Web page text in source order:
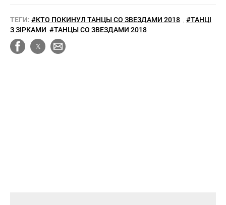
ТЕГИ: #КТО ПОКИНУЛ ТАНЦЫ СО ЗВЕЗДАМИ 2018
#ТАНЦІ
З ЗІРКАМИ #ТАНЦЫ СО ЗВЕЗДАМИ 2018